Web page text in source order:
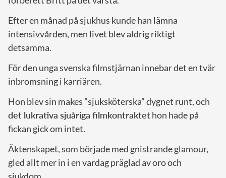
Efter en månad på sjukhus kunde han lämna
intensivvården, men livet blev aldrig riktigt
detsamma.
För den unga svenska filmstjärnan innebar det en tvär
inbromsning i karriären.
Hon blev sin makes ”sjuksköterska” dygnet runt, och
det lukrativa sjuåriga filmkontraktethon hade på
fickan gick om intet.
Äktenskapet, som började med gnistrande glamour,
gled allt mer in i en vardag präglad av oro och